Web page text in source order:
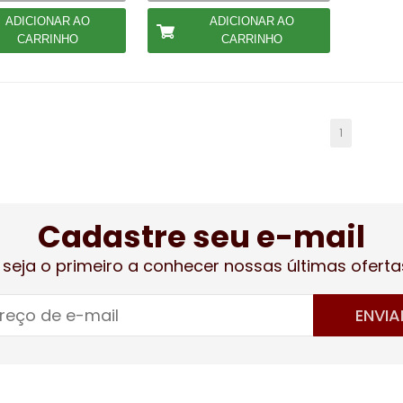
ADICIONAR AO
CARRINHO
ADICIONAR AO
CARRINHO
1
Cadastre seu e-mail
seja o primeiro a conhecer nossas últimas